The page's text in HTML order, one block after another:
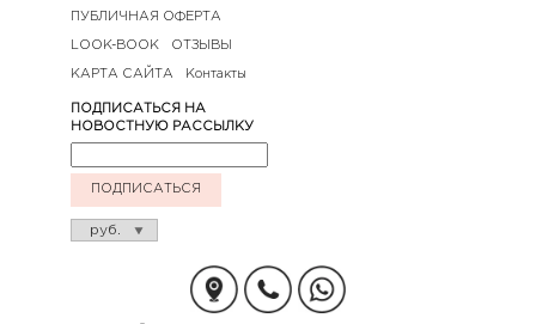
ПУБЛИЧНАЯ ОФЕРТА
LOOK-BOOK ОТЗЫВЫ
КАРТА САЙТА Контакты
ПОДПИСАТЬСЯ НА
НОВОСТНУЮ РАССЫЛКУ
ПОДПИСАТЬСЯ